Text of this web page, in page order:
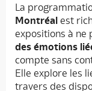
La
Montréal est
expositions à ne
des émotions
compte sans
Elle explore les
travers des